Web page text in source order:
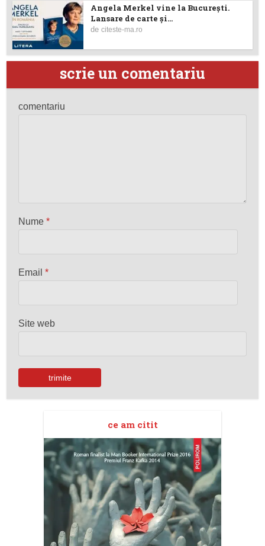
Angela Merkel vine la București.
Lansare de carte şi...
deciteste-ma.ro
scrie un comentariu
comentariu
Nume*
Email*
Site web
ce am citit